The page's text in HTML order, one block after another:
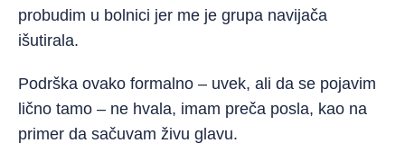
probudim u bolnici jer me je grupa navijača
išutirala.
Podrška ovako formalno – uvek, ali da se pojavim
lično tamo – ne hvala, imam preča posla, kao na
primer da sačuvam živu glavu.